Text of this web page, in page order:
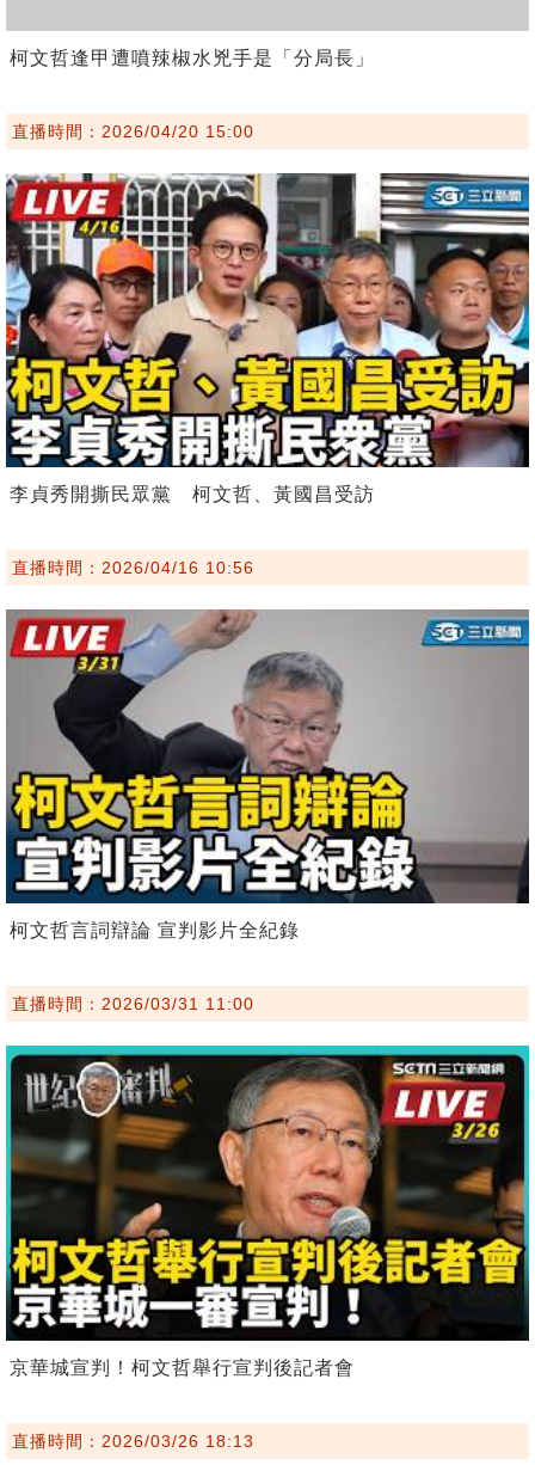
柯文哲逢甲遭噴辣椒水兇手是「分局長」
直播時間：2026/04/20 15:00
李貞秀開撕民眾黨 柯文哲、黃國昌受訪
直播時間：2026/04/16 10:56
柯文哲言詞辯論 宣判影片全紀錄
直播時間：2026/03/31 11:00
京華城宣判！柯文哲舉行宣判後記者會
直播時間：2026/03/26 18:13